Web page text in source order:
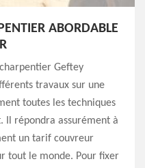
ABORDABLE
Geftey
travaux sur une
toutes les techniques
Il répondra assurément à
un tarif couvreur
tout le monde. Pour fixer